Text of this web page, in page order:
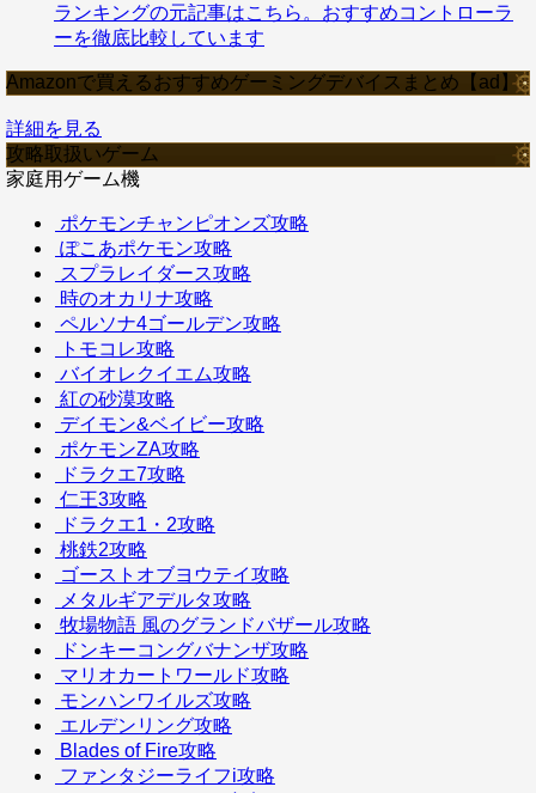
ランキングの元記事はこちら。おすすめコントローラ
ーを徹底比較しています
Amazonで買えるおすすめゲーミングデバイスまとめ【ad】
詳細を見る
攻略取扱いゲーム
家庭用ゲーム機
ポケモンチャンピオンズ攻略
ぽこあポケモン攻略
スプラレイダース攻略
時のオカリナ攻略
ペルソナ4ゴールデン攻略
トモコレ攻略
バイオレクイエム攻略
紅の砂漠攻略
デイモン&ベイビー攻略
ポケモンZA攻略
ドラクエ7攻略
仁王3攻略
ドラクエ1・2攻略
桃鉄2攻略
ゴーストオブヨウテイ攻略
メタルギアデルタ攻略
牧場物語 風のグランドバザール攻略
ドンキーコングバナンザ攻略
マリオカートワールド攻略
モンハンワイルズ攻略
エルデンリング攻略
Blades of Fire攻略
ファンタジーライフi攻略